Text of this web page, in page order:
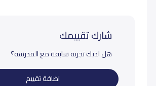
شارك تقييمك
هل لديك تجربة سابقة مع المدرسة؟
اضافة تقييم